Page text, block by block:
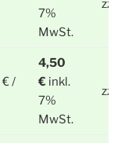
7%
MwSt.
zzgl.
/
4,50
€ inkl.
7%
MwSt.
zzgl.